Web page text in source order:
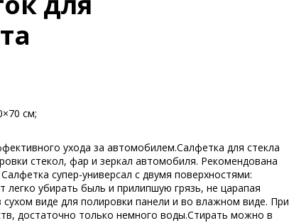
см;
ухода за автомобилем.Салфетка для стекла
стекол, фар и зеркал автомобиля. Рекомендована
супер-универсал с двумя поверхностями:
легко убирать быль и прилипшую грязь, не царапая
виде для полировки панели и во влажном виде. При
достаточно только немного воды.Стирать можно в